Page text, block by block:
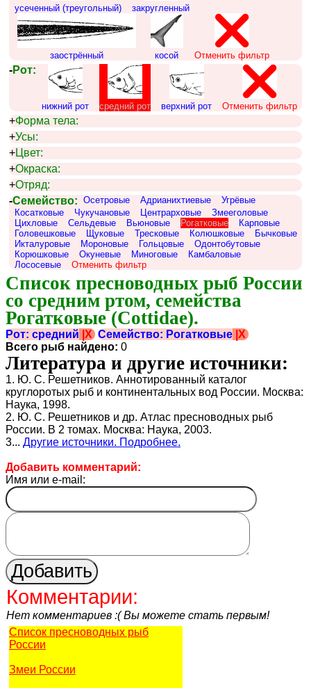
усеченный (треугольный) закругленный
заострённый косой Отменить фильтр
-Рот:
нижний рот средний рот верхний рот Отменить фильтр
+Форма тела:
+Усы:
+Цвет:
+Окраска:
+Отряд:
-Семейство: Осетровые Адрианихтиевые
Угрёвые
Косатковые
Чукучановые Центрарховые
Змееголовые
Цихловые
Сельдевые Вьюновые Рогатковые
Карповые
Головешковые
Щуковые Тресковые Колюшковые
Бычковые
Икталуровые
Мороновые Гольцовые
Одонтобутовые
Корюшковые
Окуневые Миноговые
Камбаловые
Лососевые
Отменить фильтр
Список пресноводных рыб России
со средним ртом, семейства
Рогатковые (Cottidae).
Рот: средний |X Семейство: Рогатковые |X
Всего рыб найдено: 0
Литература и другие источники:
1. Ю. С. Решетников. Аннотированный каталог
круглоротых рыб и континентальных вод России. Москва:
Наука, 1998.
2. Ю. С. Решетников и др. Атлас пресноводных рыб
России. В 2 томах. Москва: Наука, 2003.
3... Другие источники. Подробнее.
Добавить комментарий:
Имя или e-mail:
Комментарии:
Нет комментариев :( Вы можете стать первым!
Список пресноводных рыб
России
Змеи России